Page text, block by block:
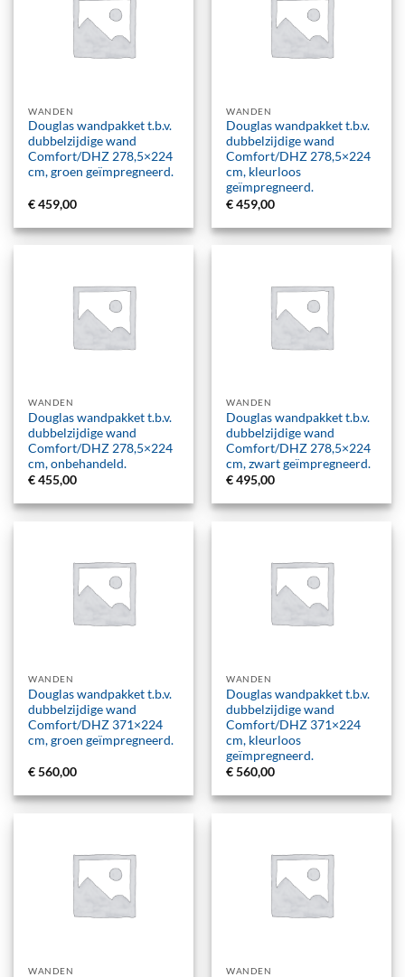
WANDEN
Douglas wandpakket t.b.v.
dubbelzijdige wand
Comfort/DHZ 278,5×224
cm, groen geïmpregneerd.
€459,00
WANDEN
Douglas wandpakket t.b.v.
dubbelzijdige wand
Comfort/DHZ 278,5×224
cm, kleurloos
geïmpregneerd.
€459,00
WANDEN
Douglas wandpakket t.b.v.
dubbelzijdige wand
Comfort/DHZ 278,5×224
cm, onbehandeld.
€455,00
WANDEN
Douglas wandpakket t.b.v.
dubbelzijdige wand
Comfort/DHZ 278,5×224
cm, zwart geïmpregneerd.
€495,00
WANDEN
Douglas wandpakket t.b.v.
dubbelzijdige wand
Comfort/DHZ 371×224
cm, groen geïmpregneerd.
€560,00
WANDEN
Douglas wandpakket t.b.v.
dubbelzijdige wand
Comfort/DHZ 371×224
cm, kleurloos
geïmpregneerd.
€560,00
WANDEN WANDEN